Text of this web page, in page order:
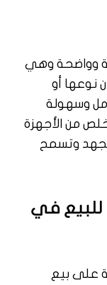
وواضحة وهي
نوعها أو
وسهولة
من الأجهزة
وتسمح
للبيع في
على بيع